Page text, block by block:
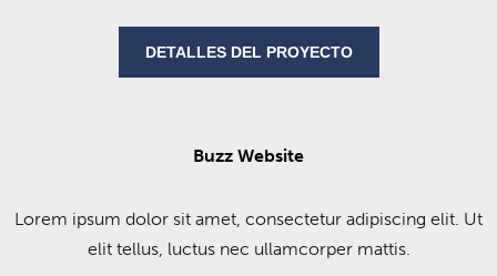
DETALLES DEL PROYECTO
Buzz Website
Lorem ipsum dolor sit amet, consectetur adipiscing elit. Ut
elit tellus, luctus nec ullamcorper mattis.